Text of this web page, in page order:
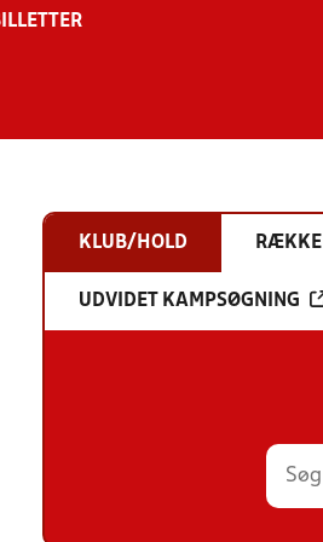
KLUB/HOLD RÆKKE
UDVIDET KAMPSØGNING